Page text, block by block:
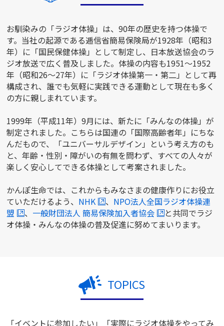
各種サービス・お知らせ
かんぽプラチナライフサービス
ご契約のしおり・約款（Web約款）
保険用語集
お問い合わせ
ご契約手続きの流れ
保険料のお払込方法
保険用語集
お問い合わせ
かんぽアプリ～かんぽの健康と安心を手のひらに～
すこやか健康ラボ
ラジオ体操・みんなの体操
ラジオ体操ポータルサイト
かんぽ生命のサステナビリティ
お客さまの声／お客さまサービス向上の取組み
かんぽジャンクション
お馴染みの「ラジオ体操」は、90年の歴史を持つ体操で
す。当社の起源である逓信省簡易保険局が1928年（昭和3
年）に「国民保健体操」として制定し、日本放送協会のラ
ジオ放送で広く普及しました。体操の内容も1951～1952
年（昭和26～27年）に「ラジオ体操第一・第二」として再
構成され、誰でも気軽に実践できる運動として現在も多く
の方に親しまれています。
1999年（平成11年）9月には、新たに「みんなの体操」が
制定されました。こちらは国連の「国際高齢者年」にちな
んだもので、「ユニバーサルデザイン」という考え方のも
と、年齢・性別・障がいの有無を問わず、すべての人々が
楽しく安心してできる体操として考案されました。
かんぽ生命では、これからもみなさまの健康作りにお役立
ていただけるよう、 NHK 、 NPO法人全国ラジオ体操連
盟
、 一般財団法人 簡易保険加入者協会
と共同でラジ
オ体操・みんなの体操の普及促進に努めてまいります。
TOPICS
「イベントに参加したい」「実際にラジオ体操をやってみ